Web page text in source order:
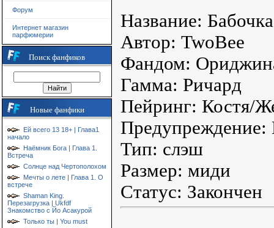
Форум
Интернет магазин
парфюмерии
Поиск фанфиков
Новые фанфики
Ей всего 13 18+ | Глава1
начало
Наёмник Бога | Глава 1.
Встреча
Солнце над Чертополохом
Мечты о лете | Глава 1. О
встрече
Shaman King.
Перезагрузка | Ukfdf
Знакомство с Йо Асакурой
Только ты | You must
Название:
Автор: TwoBee
Фандом:
Гамма: Ричард
Пейринг: Костя/
Предупреждение:
Тип: слэш
Размер: миди
Статус: Закончен